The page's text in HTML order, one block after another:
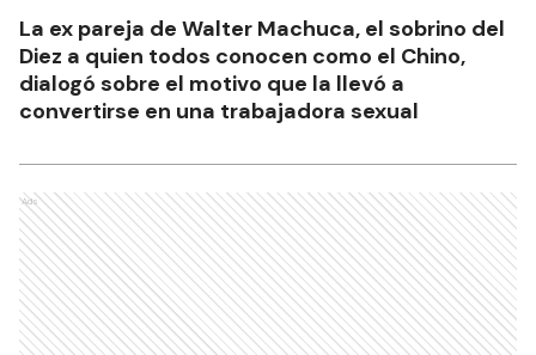
La ex pareja de Walter Machuca, el sobrino del
Diez a quien todos conocen como el Chino,
dialogó sobre el motivo que la llevó a
convertirse en una trabajadora sexual
Ads